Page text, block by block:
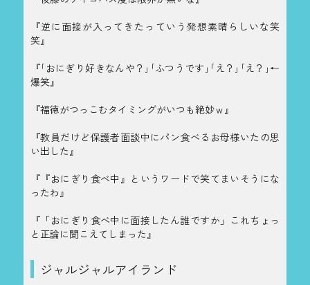
『逆に面接が入ってきたっていう発想素晴らしいな笑
笑』
『｢おにぎり好きなんや？｣｢ふつうです｣｢え？｣｢え？｣←
爆笑』
『福徳がつっこむタイミングがいつも絶妙ｗ』
『教員だけど保護者面談中にパン食べるお母様いたの思
い出した』
『『おにぎり食べ中』というワードで笑てまいそうにな
ったわ』
『「おにぎり食べ中に面接したん誰ですか」これちょっ
と正論に聞こえてしまった』
ジャルジャルアイランド